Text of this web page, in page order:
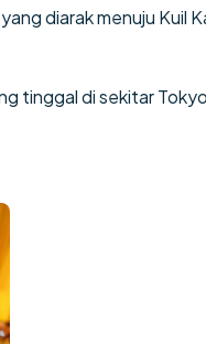
diarak menuju Kuil
tinggal di sekitar